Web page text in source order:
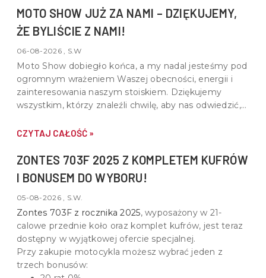
MOTO SHOW JUŻ ZA NAMI – DZIĘKUJEMY,
ŻE BYLIŚCIE Z NAMI!
06-08-2026 , S.W
Moto Show dobiegło końca, a my nadal jesteśmy pod
ogromnym wrażeniem Waszej obecności, energii i
zainteresowania naszym stoiskiem. Dziękujemy
wszystkim, którzy znaleźli chwilę, aby nas odwiedzić,
do motoryzacji.
CZYTAJ CAŁOŚĆ »
ZONTES 703F 2025 Z KOMPLETEM KUFRÓW
I BONUSEM DO WYBORU!
05-08-2026 , S.W.
Zontes 703F z rocznika 2025, wyposażony w 21-
calowe przednie koło oraz komplet kufrów, jest teraz
dostępny w wyjątkowej ofercie specjalnej.
Przy zakupie motocykla możesz wybrać jeden z
trzech bonusów: